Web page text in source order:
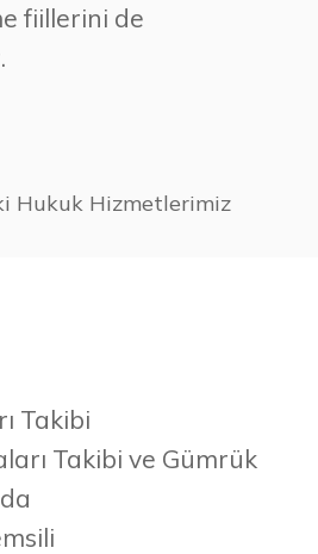
fiillerini de
Takibi
Takibi ve Gümrük